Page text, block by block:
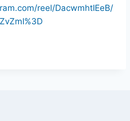
reel/DacwmhtIEeB/